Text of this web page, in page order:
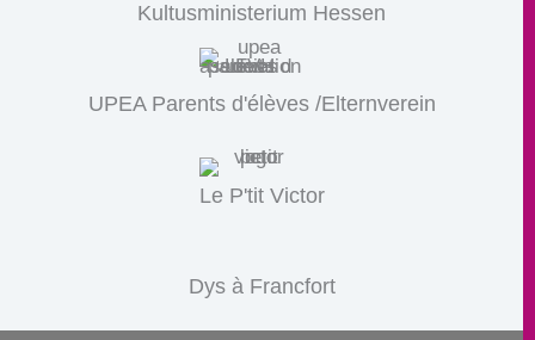
Kultusministerium Hessen
UPEA Parents d'élèves /Elternverein
Le P'tit Victor
Dys à Francfort